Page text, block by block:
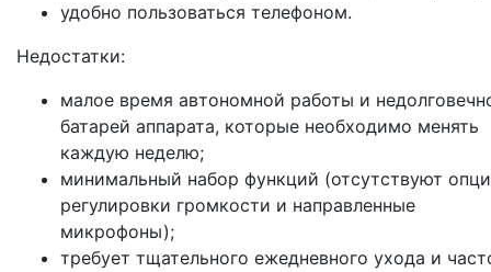
удобно пользоваться телефоном.
Недостатки:
малое время автономной работы и
батарей аппарата, которые необходимо менять
каждую неделю;
минимальный набор функций (отсутствуют
регулировки громкости и направленные
микрофоны);
требует тщательного ежедневного ухода и